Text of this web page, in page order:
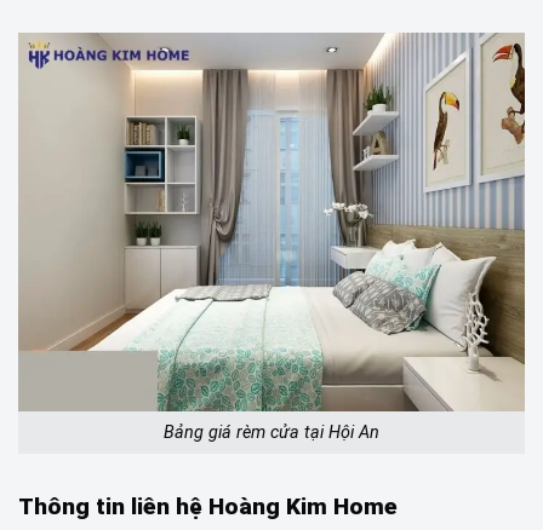
Bảng giá rèm cửa tại Hội An
Thông tin liên hệ Hoàng Kim Home